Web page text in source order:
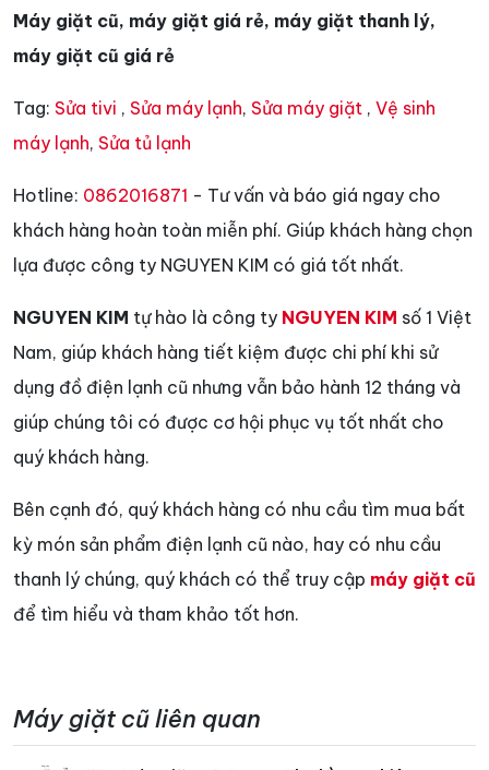
Máy giặt cũ, máy giặt giá rẻ, máy giặt thanh lý,
máy giặt cũ giá rẻ
Tag: Sửa tivi , Sửa máy lạnh, Sửa máy giặt , Vệ sinh
máy lạnh, Sửa tủ lạnh
Hotline: 0862016871 - Tư vấn và báo giá ngay cho
khách hàng hoàn toàn miễn phí. Giúp khách hàng chọn
lựa được công ty NGUYEN KIM có giá tốt nhất.
NGUYEN KIM tự hào là công ty NGUYEN KIM số 1 Việt
Nam, giúp khách hàng tiết kiệm được chi phí khi sử
dụng đồ điện lạnh cũ nhưng vẫn bảo hành 12 tháng và
giúp chúng tôi có được cơ hội phục vụ tốt nhất cho
quý khách hàng.
Bên cạnh đó, quý khách hàng có nhu cầu tìm mua bất
kỳ món sản phẩm điện lạnh cũ nào, hay có nhu cầu
thanh lý chúng, quý khách có thể truy cập máy giặt cũ
để tìm hiểu và tham khảo tốt hơn.
Máy giặt cũ liên quan